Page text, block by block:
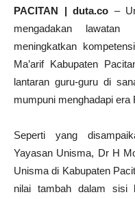
PACITAN | duta.co –
mengadakan
meningkatkan
Ma’arif Kabupaten
lantaran guru-guru di
mumpuni menghadapi era
Seperti yang
Yayasan Unisma, Dr H
Unisma di Kabupaten
nilai tambah dalam sisi